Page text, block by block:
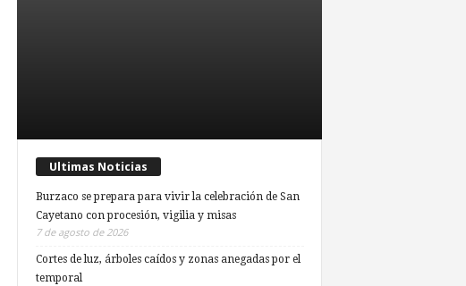
Ultimas Noticias
Burzaco se prepara para vivir la celebración de San
Cayetano con procesión, vigilia y misas
7 de agosto de 2026
Cortes de luz, árboles caídos y zonas anegadas por el
temporal